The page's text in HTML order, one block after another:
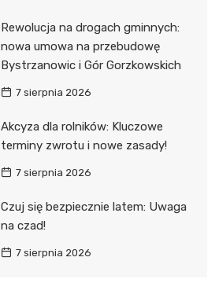
Rewolucja na drogach gminnych:
nowa umowa na przebudowę
Bystrzanowic i Gór Gorzkowskich
7 sierpnia 2026
Akcyza dla rolników: Kluczowe
terminy zwrotu i nowe zasady!
7 sierpnia 2026
Czuj się bezpiecznie latem: Uwaga
na czad!
7 sierpnia 2026